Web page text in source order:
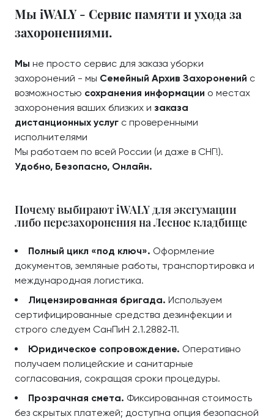
Мы iWALY - Сервис памяти и ухода за
захоронениями.
Мы не просто сервис для заказа уборки
захоронений - мы Семейный Архив Захоронений с
возможностью сохранения информации о местах
захоронения ваших близких и заказа
дистанционных услуг с проверенными
исполнителями
Мы работаем по всей России (и даже в СНГ!).
Удобно, Безопасно, Онлайн.
Почему выбирают iWALY для эксгумации
либо перезахоронения на Лесное кладбище
Полный цикл «под ключ». Оформление
документов, земляные работы, транспортировка и
международная логистика.
Лицензированная бригада. Используем
сертифицированные средства дезинфекции и
строго следуем СанПиН 2.1.2882‑11.
Юридическое сопровождение. Оперативно
получаем полицейские и санитарные
согласования, сокращая сроки процедуры.
Прозрачная смета. Фиксированная стоимость
без скрытых платежей; доступна опция безопасной